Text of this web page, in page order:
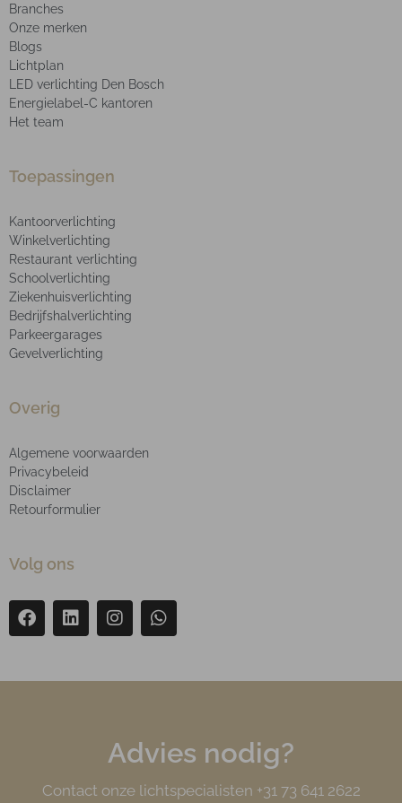
Branches
Onze merken
Blogs
Lichtplan
LED verlichting Den Bosch
Energielabel-C kantoren
Het team
Toepassingen
Kantoorverlichting
Winkelverlichting
Restaurant verlichting
Schoolverlichting
Ziekenhuisverlichting
Bedrijfshalverlichting
Parkeergarages
Gevelverlichting
Overig
Algemene voorwaarden
Privacybeleid
Disclaimer
Retourformulier
Volg ons
Advies nodig?
Contact onze lichtspecialisten +31 73 641 2622